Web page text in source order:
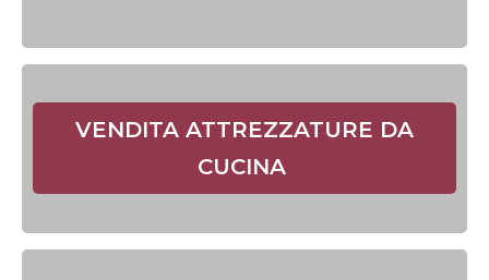
VENDITA ATTREZZATURE DA
CUCINA